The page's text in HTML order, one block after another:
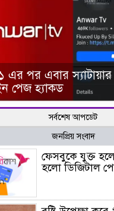
এর পর এবার
পেজ হ্যাকড
সর্বশেষ আপডেট
জনপ্রিয় সংবাদ
ফেসবুকে যুক্ত
হলো ডিজিটাল